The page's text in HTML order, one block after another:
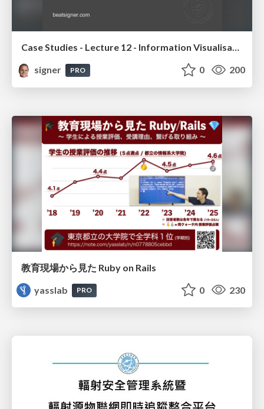
Case Studies - Lecture 12 - Information Visualisation (4019538FNR)
signer
PRO 0 200
教育現場から見た Ruby on Rails
yasslab
PRO 0 230